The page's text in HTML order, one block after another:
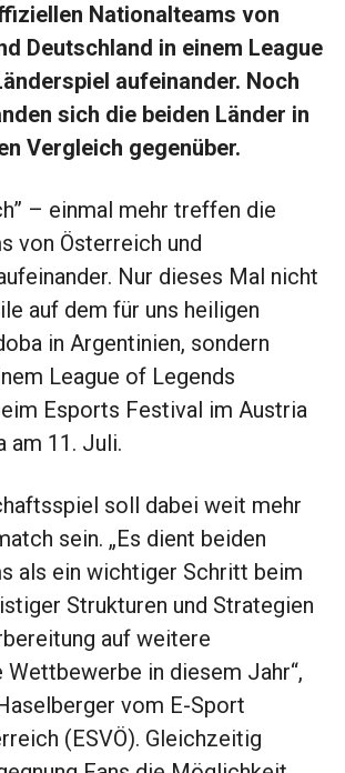
Nationalteams von
Deutschland in einem League
aufeinander. Noch
sich die beiden Länder in
Vergleich gegenüber.
– einmal mehr treffen die
von Österreich und
Nur dieses Mal nicht
auf dem für uns heiligen
in Argentinien, sondern
League of Legends
Esports Festival im Austria
am 11. Juli.
soll dabei weit mehr
sein. „Es dient beiden
als ein wichtiger Schritt beim
Strukturen und Strategien
auf weitere
Wettbewerbe in diesem Jahr“,
vom E-Sport
(ESVÖ). Gleichzeitig